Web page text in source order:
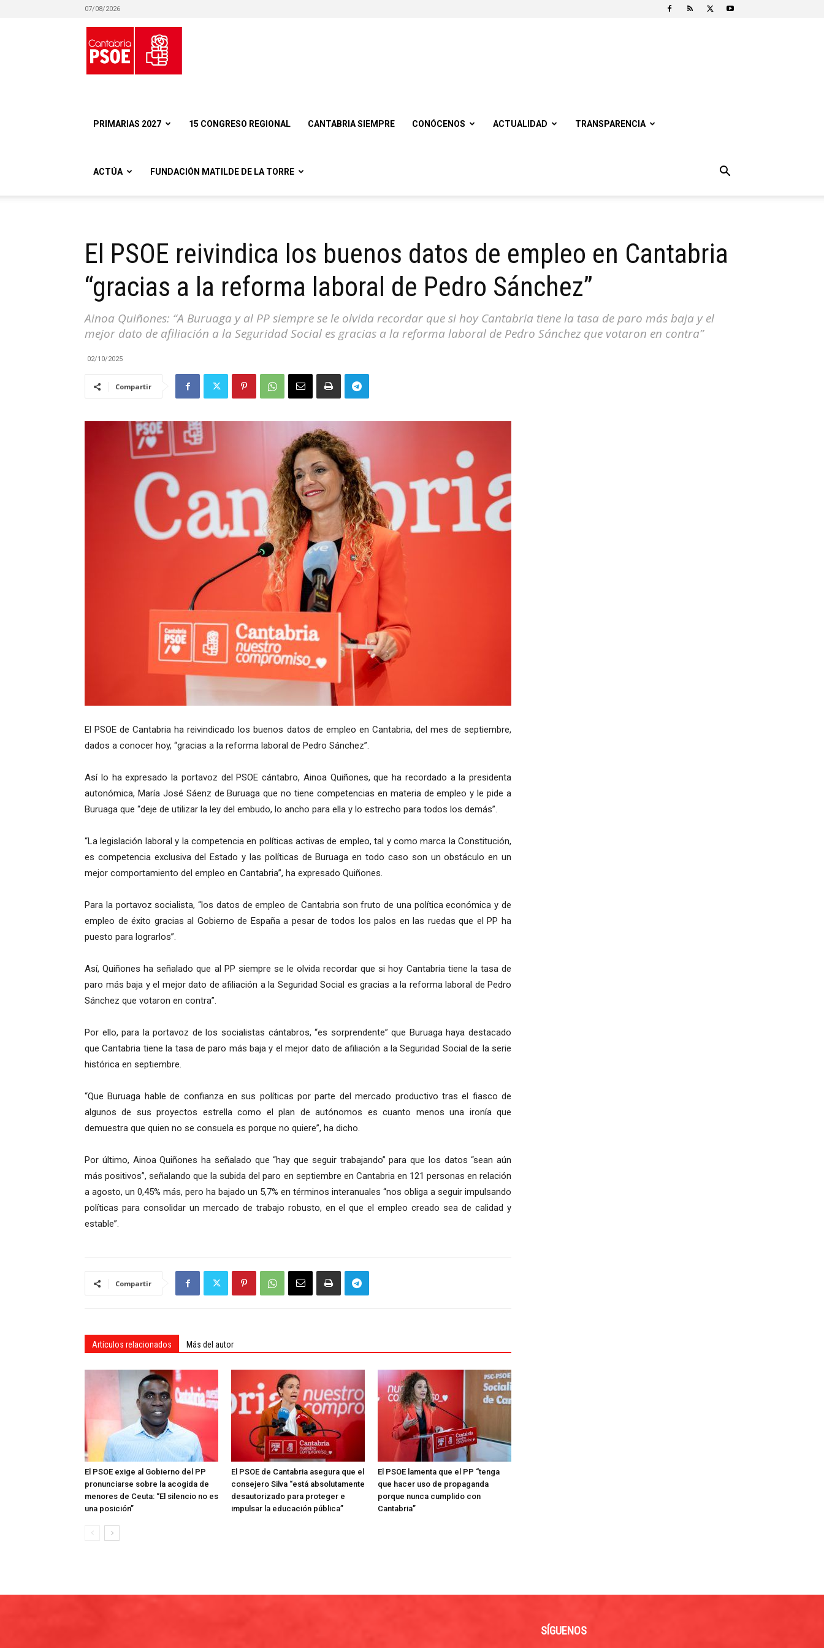
07/08/2026
Español
Cantabria
PRIMARIAS 2027 15 CONGRESO REGIONAL CANTABRIA SIEMPRE CONÓCENOS ACTUALIDAD TRANSPARENCIA
ACTÚA FUNDACIÓN MATILDE DE LA TORRE
El PSOE reivindica los buenos datos de empleo en Cantabria
“gracias a la reforma laboral de Pedro Sánchez”
Ainoa Quiñones: “A Buruaga y al PP siempre se le olvida recordar que si hoy Cantabria tiene la tasa de paro más baja y el
mejor dato de afiliación a la Seguridad Social es gracias a la reforma laboral de Pedro Sánchez que votaron en contra”
02/10/2025
Compartir
El PSOE de Cantabria ha reivindicado los buenos datos de empleo en Cantabria, del mes de septiembre,
dados a conocer hoy, “gracias a la reforma laboral de Pedro Sánchez”.
Así lo ha expresado la portavoz del PSOE cántabro, Ainoa Quiñones, que ha recordado a la presidenta
autonómica, María José Sáenz de Buruaga que no tiene competencias en materia de empleo y le pide a
Buruaga que “deje de utilizar la ley del embudo, lo ancho para ella y lo estrecho para todos los demás”.
“La legislación laboral y la competencia en políticas activas de empleo, tal y como marca la Constitución,
es competencia exclusiva del Estado y las políticas de Buruaga en todo caso son un obstáculo en un
mejor comportamiento del empleo en Cantabria”, ha expresado Quiñones.
Para la portavoz socialista, “los datos de empleo de Cantabria son fruto de una política económica y de
empleo de éxito gracias al Gobierno de España a pesar de todos los palos en las ruedas que el PP ha
puesto para lograrlos”.
Así, Quiñones ha señalado que al PP siempre se le olvida recordar que si hoy Cantabria tiene la tasa de
paro más baja y el mejor dato de afiliación a la Seguridad Social es gracias a la reforma laboral de Pedro
Sánchez que votaron en contra”.
Por ello, para la portavoz de los socialistas cántabros, “es sorprendente” que Buruaga haya destacado
que Cantabria tiene la tasa de paro más baja y el mejor dato de afiliación a la Seguridad Social de la serie
histórica en septiembre.
“Que Buruaga hable de confianza en sus políticas por parte del mercado productivo tras el fiasco de
algunos de sus proyectos estrella como el plan de autónomos es cuanto menos una ironía que
demuestra que quien no se consuela es porque no quiere”, ha dicho.
Por último, Ainoa Quiñones ha señalado que “hay que seguir trabajando” para que los datos “sean aún
más positivos”, señalando que la subida del paro en septiembre en Cantabria en 121 personas en relación
a agosto, un 0,45% más, pero ha bajado un 5,7% en términos interanuales “nos obliga a seguir impulsando
políticas para consolidar un mercado de trabajo robusto, en el que el empleo creado sea de calidad y
estable”.
Compartir
Artículos relacionados Más del autor
El PSOE exige al Gobierno del PP
pronunciarse sobre la acogida de
menores de Ceuta: “El silencio no es
una posición”
El PSOE de Cantabria asegura que el
consejero Silva “está absolutamente
desautorizado para proteger e
impulsar la educación pública”
El PSOE lamenta que el PP “tenga
que hacer uso de propaganda
porque nunca cumplido con
Cantabria”
SÍGUENOS